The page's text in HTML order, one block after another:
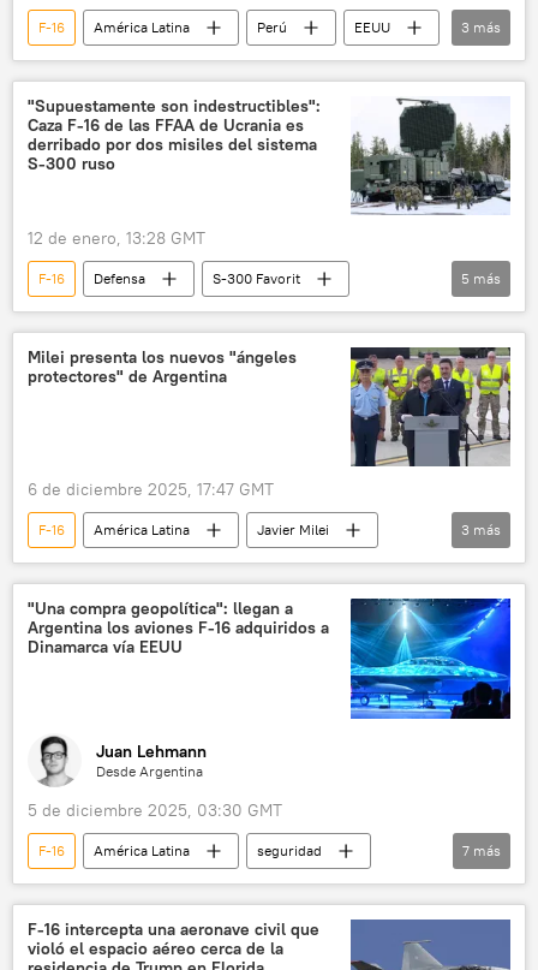
F-16 América Latina Perú
EEUU
Francia
seguridad Suecia
3 más
"Supuestamente son indestructibles":
Caza F-16 de las FFAA de Ucrania es
derribado por dos misiles del sistema
S-300 ruso
12 de enero, 13:28 GMT
F-16 Defensa
S-300 Favorit
Ucrania
Rusia
📰 Operación rusa de desmilitarización y desnazificación de Ucrania
🛡️ Zonas de conflicto
5 más
Milei presenta los nuevos "ángeles
protectores" de Argentina
6 de diciembre 2025, 17:47 GMT
F-16 América Latina
Javier Milei
Dinamarca
Argentina
🛡️ Industria militar
3 más
"Una compra geopolítica": llegan a
Argentina los aviones F-16 adquiridos a
Dinamarca vía EEUU
Juan Lehmann
Desde Argentina
5 de diciembre 2025, 03:30 GMT
F-16 América Latina
seguridad
Javier Milei
Argentina
Dinamarca
Washington
💬 Opinión y Análisis
defensa aérea
7 más
F-16 intercepta una aeronave civil que
violó el espacio aéreo cerca de la